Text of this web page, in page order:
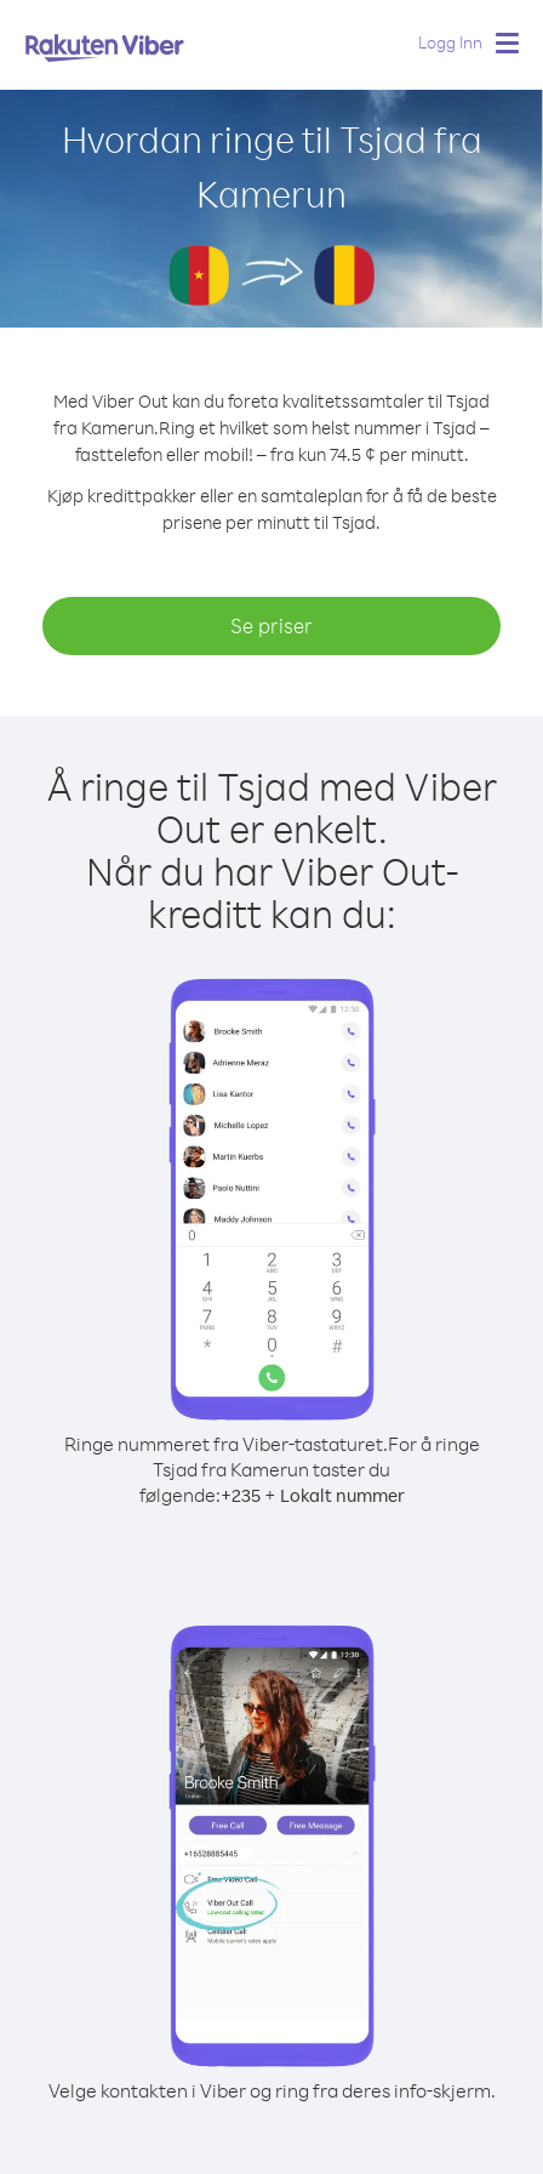
Logg Inn
Hvordan ringe til Tsjad fra
Kamerun
Med Viber Out kan du foreta kvalitetssamtaler til Tsjad
fra Kamerun.Ring et hvilket som helst nummer i Tsjad –
fasttelefon eller mobil! – fra kun 74.5 ¢ per minutt.
Kjøp kredittpakker eller en samtaleplan for å få de beste
prisene per minutt til Tsjad.
Se priser
Å ringe til Tsjad med Viber
Out er enkelt.
Når du har Viber Out-
kreditt kan du:
Ringe nummeret fra Viber-tastaturet.For å ringe
Tsjad fra Kamerun taster du
følgende:+235+ Lokalt nummer
Velge kontakten i Viber og ring fra deres info-skjerm.